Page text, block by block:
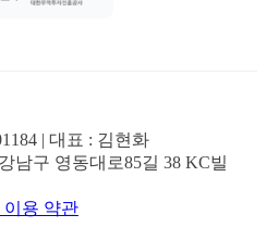
| 대표 : 김현화
남구 영동대로85길 38 KC빌
이용 약관